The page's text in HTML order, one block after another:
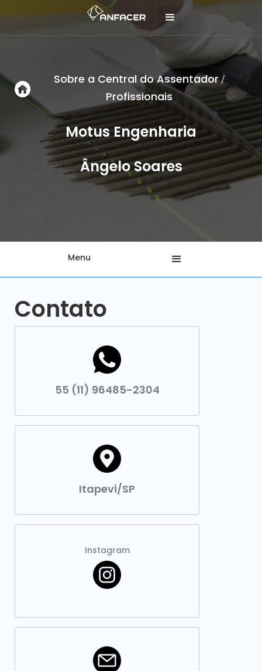
Sobre a Central do Assentador/
Profissionais
Motus Engenharia
Ângelo Soares
Menu
Contato
55 (11) 96485-2304
Itapevi/SP
Instagram